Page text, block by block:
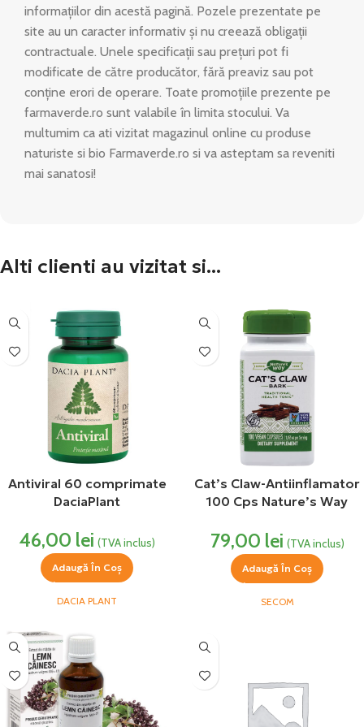
informațiilor din acestă pagină. Pozele prezentate pe
site au un caracter informativ și nu creează obligații
contractuale. Unele specificații sau prețuri pot fi
modificate de către producător, fără preaviz sau pot
conține erori de operare. Toate promoțiile prezente pe
farmaverde.ro sunt valabile în limita stocului. Va
multumim ca ati vizitat magazinul online cu produse
naturiste si bio Farmaverde.ro si va asteptam sa reveniti
mai sanatosi!
Alti clienti au vizitat si...
Antiviral 60 comprimate
DaciaPlant
46,00 lei (TVA inclus)
Adaugă În Coș
DACIA PLANT
Cat’s Claw-Antiinflamator
100 Cps Nature’s Way
79,00 lei (TVA inclus)
Adaugă În Coș
SECOM